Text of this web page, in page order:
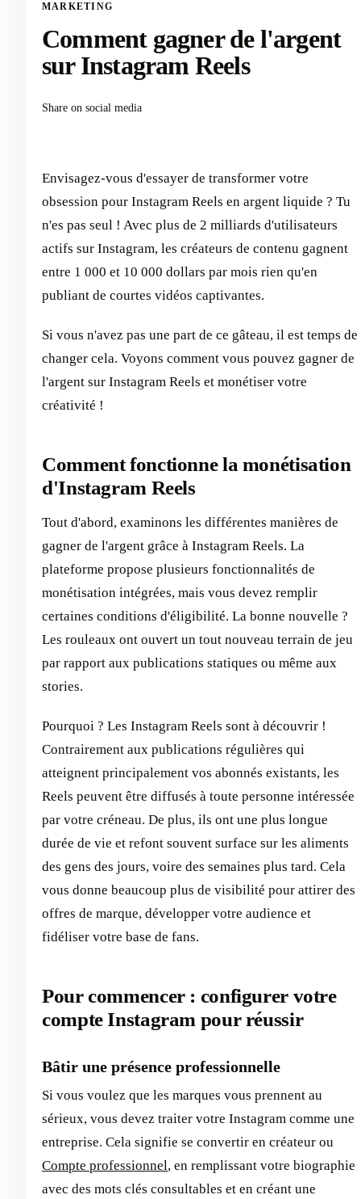
MARKETING
Comment gagner de l'argent
sur Instagram Reels
Share on social media
Envisagez-vous d'essayer de transformer votre
obsession pour Instagram Reels en argent liquide ? Tu
n'es pas seul ! Avec plus de 2 milliards d'utilisateurs
actifs sur Instagram, les créateurs de contenu gagnent
entre 1 000 et 10 000 dollars par mois rien qu'en
publiant de courtes vidéos captivantes.
Si vous n'avez pas une part de ce gâteau, il est temps de
changer cela. Voyons comment vous pouvez gagner de
l'argent sur Instagram Reels et monétiser votre
créativité !
Comment fonctionne la monétisation
d'Instagram Reels
Tout d'abord, examinons les différentes manières de
gagner de l'argent grâce à Instagram Reels. La
plateforme propose plusieurs fonctionnalités de
monétisation intégrées, mais vous devez remplir
certaines conditions d'éligibilité. La bonne nouvelle ?
Les rouleaux ont ouvert un tout nouveau terrain de jeu
par rapport aux publications statiques ou même aux
stories.
Pourquoi ? Les Instagram Reels sont à découvrir !
Contrairement aux publications régulières qui
atteignent principalement vos abonnés existants, les
Reels peuvent être diffusés à toute personne intéressée
par votre créneau. De plus, ils ont une plus longue
durée de vie et refont souvent surface sur les aliments
des gens des jours, voire des semaines plus tard. Cela
vous donne beaucoup plus de visibilité pour attirer des
offres de marque, développer votre audience et
fidéliser votre base de fans.
Pour commencer : configurer votre
compte Instagram pour réussir
Bâtir une présence professionnelle
Si vous voulez que les marques vous prennent au
sérieux, vous devez traiter votre Instagram comme une
entreprise. Cela signifie se convertir en créateur ou
Compte professionnel, en remplissant votre biographie
avec des mots clés consultables et en créant une